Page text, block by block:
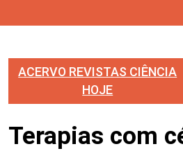
ACERVO REVISTAS CIÊNCIA
HOJE
Terapias com